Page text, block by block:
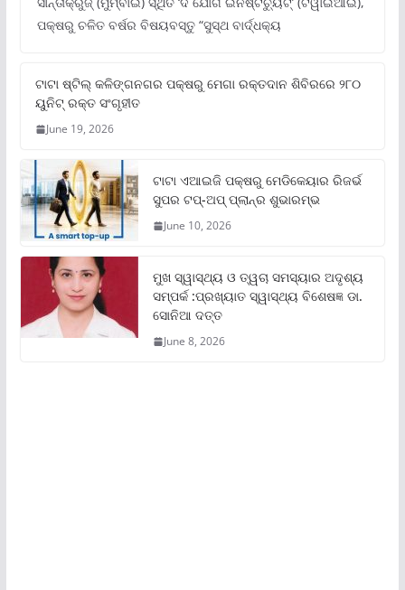
ପକ୍ଷରୁ ଚଳିତ ବର୍ଷର ବିଷୟବସ୍ତୁ “ସୁସ୍ଥ ବାର୍ଦ୍ଧକ୍ୟ
ଟାଟା ଷ୍ଟିଲ୍‌ କଳିଙ୍ଗନଗର ପକ୍ଷରୁ ମେଗା ରକ୍ତଦାନ ଶିବିରରେ ୨୮୦
ୟୁନିଟ୍‌ ରକ୍ତ ସଂଗୃହୀତ
June 19, 2026
ଟାଟା ଏଆଇଜି ପକ୍ଷରୁ ମେଡିକେୟାର ରିଜର୍ଭ
ସୁପର ଟପ୍‌-ଅପ୍ ପ୍ଲାନ୍‌ର ଶୁଭାରମ୍ଭ
June 10, 2026
ମୁଖ ସ୍ୱାସ୍ଥ୍ୟ ଓ ତ୍ୱଚା ସମସ୍ୟାର ଅଦୃଶ୍ୟ
ସମ୍ପର୍କ :ପ୍ରଖ୍ୟାତ ସ୍ୱାସ୍ଥ୍ୟ ବିଶେଷଜ୍ଞ ଡା.
ସୋନିଆ ଦତ୍ତ
June 8, 2026